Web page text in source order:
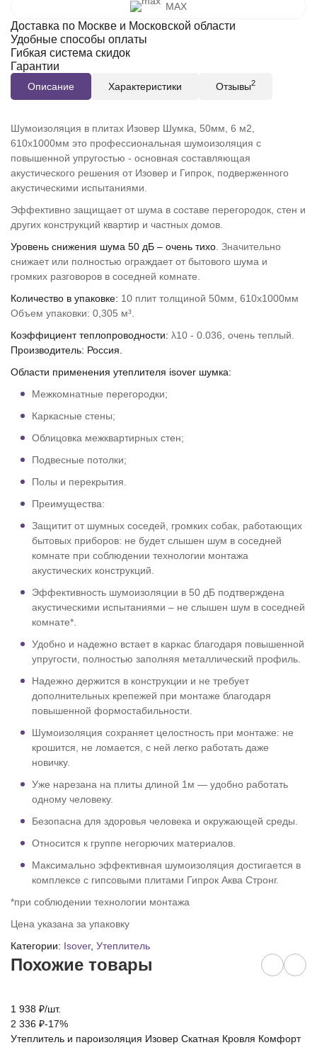
MAX
Доставка по Москве и Московской области
Удобные способы оплаты
Гибкая система скидок
Гарантии
Описание Характеристики Отзывы2
Шумоизоляция в плитах Изовер Шумка, 50мм, 6 м2,
610х1000мм это профессиональная шумоизоляция с
повышенной упругостью - основная составляющая
акустического решения от Изовер и Гипрок, подверженного
акустическими испытаниями.
Эффективно защищает от шума в составе перегородок, стен и
других конструкций квартир и частных домов.
Уровень снижения шума 50 дБ – очень тихо . Значительно
снижает или полностью ограждает от бытового шума и
громких разговоров в соседней комнате.
Количество в упаковке: 10 плит толщиной 50мм, 610х1000мм
Объем упаковки: 0,305 м³.
Коэффициент теплопроводности: λ10 - 0.036, очень теплый.
Производитель: Россия.
Области применения утеплителя isover шумка:
Межкомнатные перегородки;
Каркасные стены;
Облицовка межквартирных стен;
Подвесные потолки;
Полы и перекрытия.
Преимущества:
Защитит от шумных соседей, громких собак, работающих
бытовых приборов: не будет слышен шум в соседней
комнате при соблюдении технологии монтажа
акустических конструкций.
Эффективность шумоизоляции в 50 дБ подтверждена
акустическими испытаниями – не слышен шум в соседней
комнате*.
Удобно и надежно встает в каркас благодаря повышенной
упругости, полностью заполняя металлический профиль.
Надежно держится в конструкции и не требует
дополнительных крепежей при монтаже благодаря
повышенной формостабильности.
Шумоизоляция сохраняет целостность при монтаже: не
крошится, не ломается, с ней легко работать даже
новичку.
Уже нарезана на плиты длиной 1м — удобно работать
одному человеку.
Безопасна для здоровья человека и окружающей среды.
Относится к группе негорючих материалов.
Максимально эффективная шумоизоляция достигается в
комплексе с гипсовыми плитами Гипрок Аква Стронг.
*при соблюдении технологии монтажа
Цена указана за упаковку
Категории: Isover, Утеплитель
Похожие товары
1 938 ₽/шт.
2 336 ₽-17%
Утеплитель и пароизоляция Изовер Скатная Кровля Комфорт